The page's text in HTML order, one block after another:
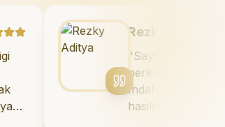
saya mengenai teknik
dan pembersihan gigi
tepat. Sangat
Rezky Aditya
"Saya menyukai senyum
berkat veneer di Aesthetic
Indah! Timnya luar biasa,
hasilnya melebihi